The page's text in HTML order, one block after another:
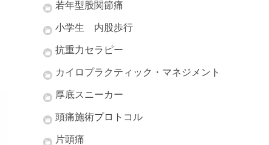
若年型股関節痛
小学生 内股歩行
抗重力セラピー
カイロプラクティック・マネジメント
厚底スニーカー
頭痛施術プロトコル
片頭痛